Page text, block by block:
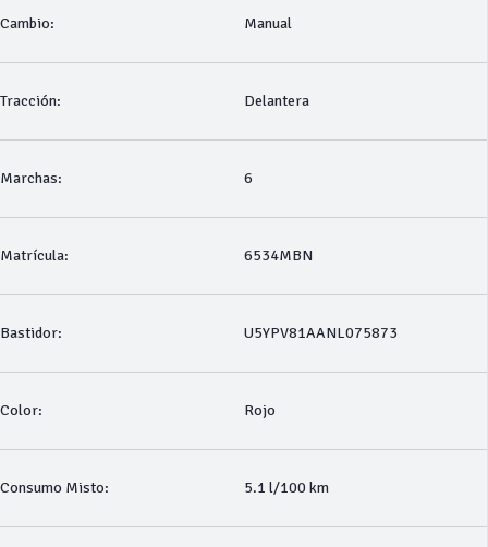
Cambio: Manual
Tracción: Delantera
Marchas: 6
Matrícula: 6534MBN
Bastidor: U5YPV81AANL075873
Color: Rojo
Consumo Misto: 5.1 l/100 km